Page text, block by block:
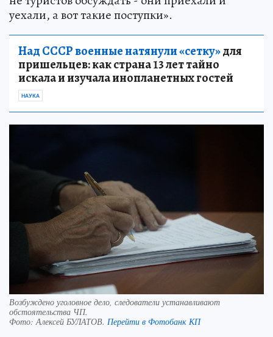
уехали, а вот такие поступки».
Над СССР военные натянули «сетку»для
пришельцев: как страна 13 лет тайно
искала и изучала инопланетных гостей
НАУКА
Возбуждено уголовное дело, следователи устанавливают
обстоятельства ЧП.
Фото:Алексей БУЛАТОВ. Перейти в Фотобанк КП